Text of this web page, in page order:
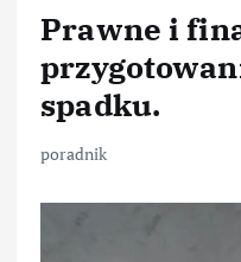
Prawne i
spadku.
poradnik